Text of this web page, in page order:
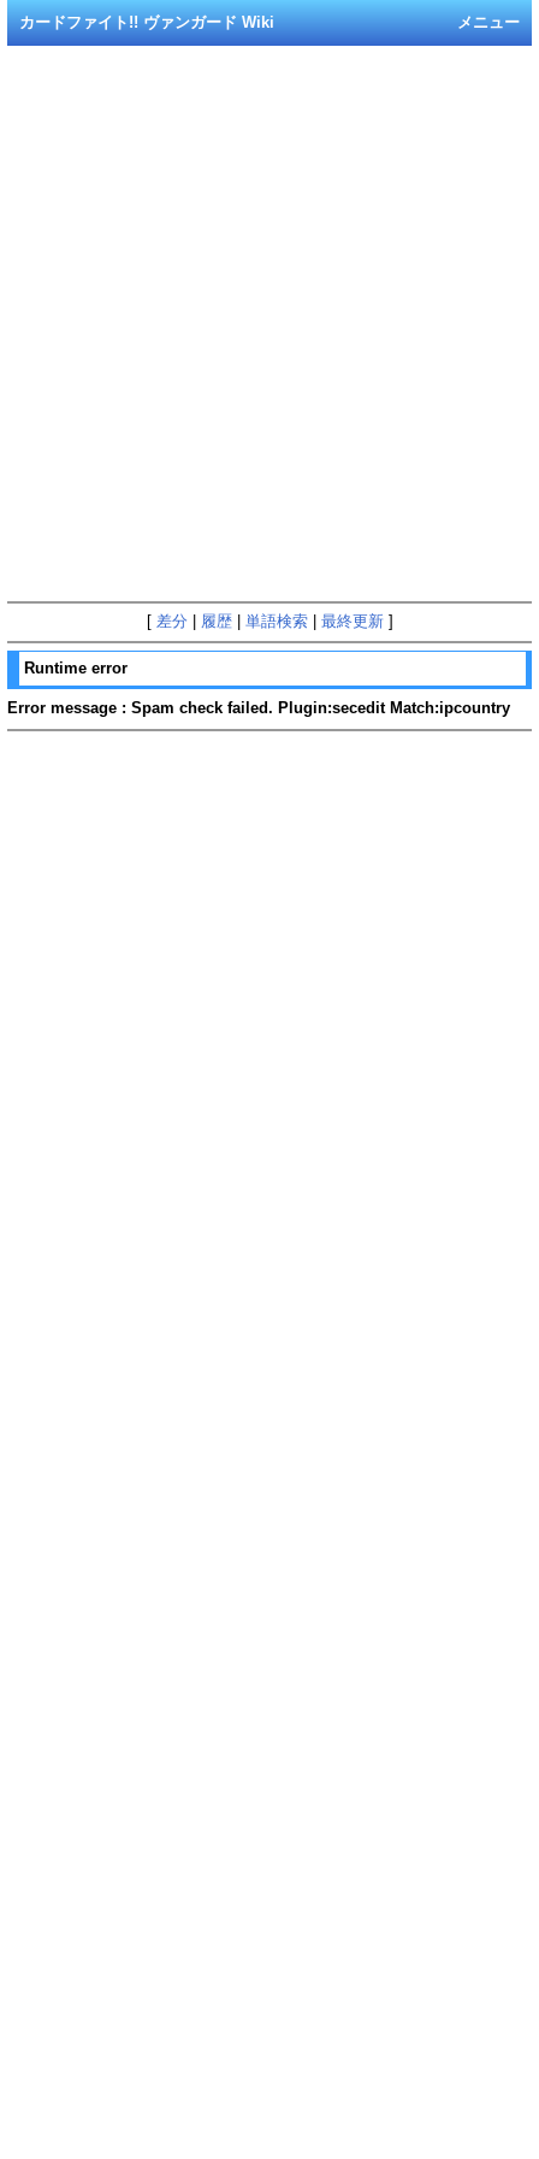
メニュー
カードファイト!! ヴァンガード Wiki
[ 差分 履歴| 単語検索| 最終更新]
Runtime error
Error message : Spam check failed. Plugin:secedit Match:ipcountry